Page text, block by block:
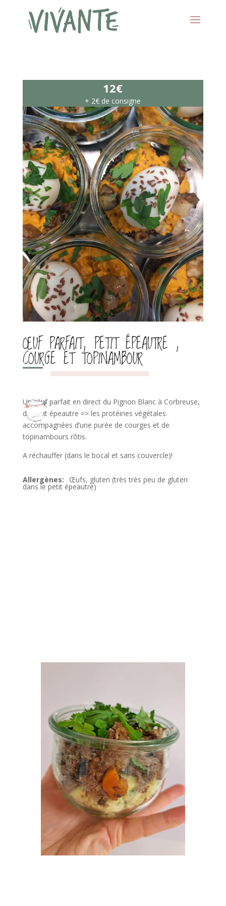
+ 2€ de consigne
12€
ŒUF PARFAIT, PETIT ÉPEAUTRE ,
COURGE ET TOPINAMBOUR
Un œuf parfait en direct du Pignon Blanc à Corbreuse,
du petit épeautre => les protéines végétales
accompagnées d’une purée de courges et de
topinambours rôtis.
A réchauffer (dans le bocal et sans couvercle)!
Œufs, gluten (très très peu de gluten
dans le petit épeautre)